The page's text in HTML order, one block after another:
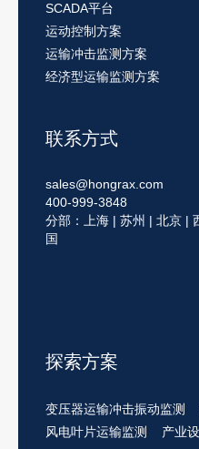
SCADA平台
运动控制方案
运输冲击监测方案
经济型运输监测方案
联系方式
sales@hongrax.com
400-999-3848
分部：上海 | 苏州 | 北京 |
国
探索方案
变压器运输冲击振动监测
风电叶片运输监测
产业